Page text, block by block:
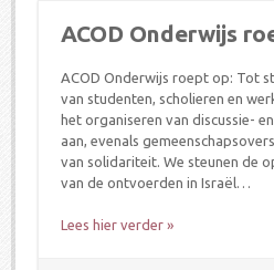
ACOD Onderwijs
ACOD Onderwijs roept op: Tot
van studenten, scholieren en
het organiseren van discussie-
aan, evenals
van solidariteit. We steunen de
van de ontvoerden in Israël…
Lees hier verder »